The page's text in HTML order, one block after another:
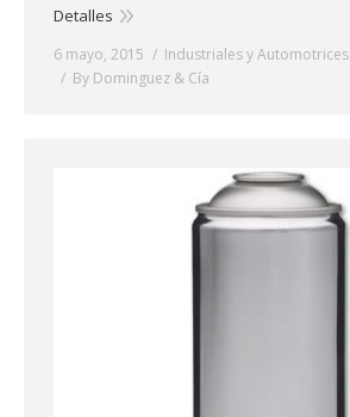
Detalles
6 mayo, 2015
Industriales y Automotrices
By Dominguez & Cía